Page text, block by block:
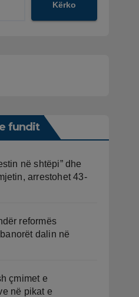
Kërko
fundit
në shtëpi” dhe
arrestohet 43-
reformës
dalin në
çmimet e
në pikat e